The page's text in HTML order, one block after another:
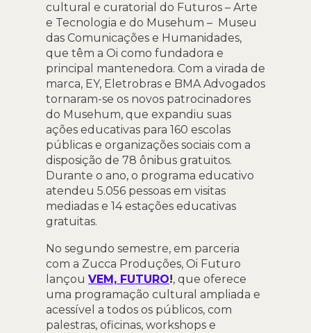
cultural e curatorial do Futuros – Arte
e Tecnologia e do Musehum – Museu
das Comunicações e Humanidades,
que têm a Oi como fundadora e
principal mantenedora. Com a virada de
marca, EY, Eletrobras e BMA Advogados
tornaram-se os novos patrocinadores
do Musehum, que expandiu suas
ações educativas para 160 escolas
públicas e organizações sociais com a
disposição de 78 ônibus gratuitos.
Durante o ano, o programa educativo
atendeu 5.056 pessoas em visitas
mediadas e 14 estações educativas
gratuitas.
No segundo semestre, em parceria
com a Zucca Produções, Oi Futuro
lançou VEM, FUTURO!, que oferece
uma programação cultural ampliada e
acessível a todos os públicos, com
palestras, oficinas, workshops e